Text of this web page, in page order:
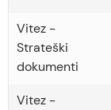
Vitez -
Strateški
dokumenti
Vitez -